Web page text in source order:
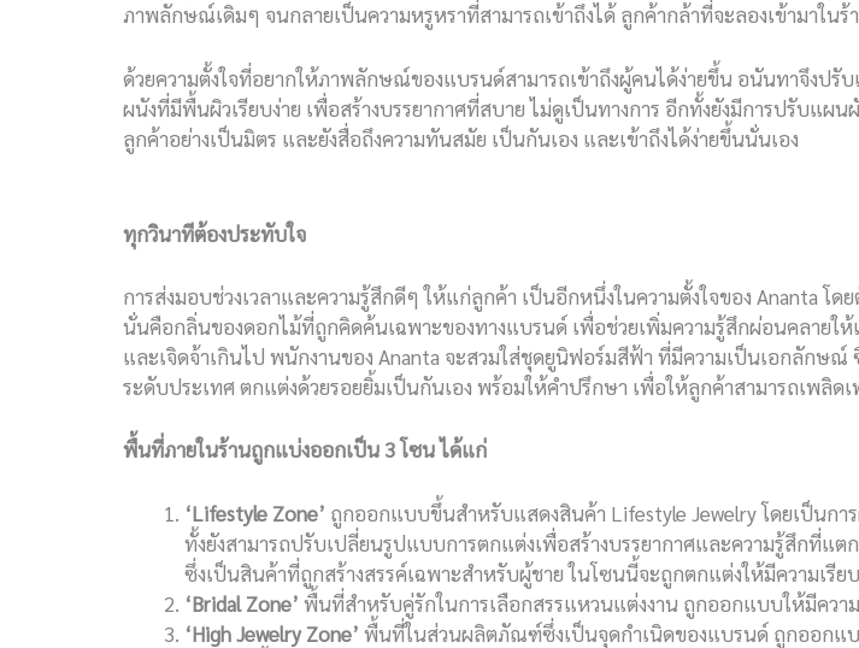
ภาพลักษณ์เดิมๆ จนกลายเป็นความหรูหราที่สามารถเข้าถึงได้ ลูกค้ากล้าที่จะลองเข้ามาใน
ด้วยความตั้งใจที่อยากให้ภาพลักษณ์ของแบรนด์สามารถเข้าถึงผู้คนได้ง่ายขึ้น อนันทาจึงปรั
ผนังที่มีพื้นผิวเรียบง่าย เพื่อสร้างบรรยากาศที่สบาย ไม่ดูเป็นทางการ อีกทั้งยังมีการปรับแผ
ลูกค้าอย่างเป็นมิตร และยังสื่อถึงความทันสมัย เป็นกันเอง และเข้าถึงได้ง่ายขึ้นนั่นเอง
ทุกวินาทีต้องประทับใจ
การส่งมอบช่วงเวลาและความรู้สึกดีๆ ให้แก่ลูกค้า เป็นอีกหนึ่งในความตั้งใจของ Ananta
นั่นคือกลิ่นของดอกไม้ที่ถูกคิดค้นเฉพาะของทางแบรนด์ เพื่อช่วยเพิ่มความรู้สึกผ่อนคลายใ
และเจิดจ้าเกินไป พนักงานของ Ananta จะสวมใส่ชุดยูนิฟอร์มสีฟ้า ที่มีความเป็นเอกลักษ
ระดับประเทศ ตกแต่งด้วยรอยยิ้มเป็นกันเอง พร้อมให้คำปรึกษา เพื่อให้ลูกค้าสามารถเพลิ
พื้นที่ภายในร้านถูกแบ่งออกเป็น 3 โซน ได้แก่
‘Lifestyle Zone’ ถูกออกแบบขึ้นสำหรับแสดงสินค้า Lifestyle Jewelry โดยเป็นกา
ทั้งยังสามารถปรับเปลี่ยนรูปแบบการตกแต่งเพื่อสร้างบรรยากาศและความรู้สึกที่แต
ซึ่งเป็นสินค้าที่ถูกสร้างสรรค์เฉพาะสำหรับผู้ชาย ในโซนนี้จะถูกตกแต่งให้มีความเรีย
‘Bridal Zone’ พื้นที่สำหรับคู่รักในการเลือกสรรแหวนแต่งงาน ถูกออกแบบให้มีคว
‘High Jewelry Zone’ พื้นที่ในส่วนผลิตภัณฑ์ซึ่งเป็นจุดกำเนิดของแบรนด์ ถูกออกแ